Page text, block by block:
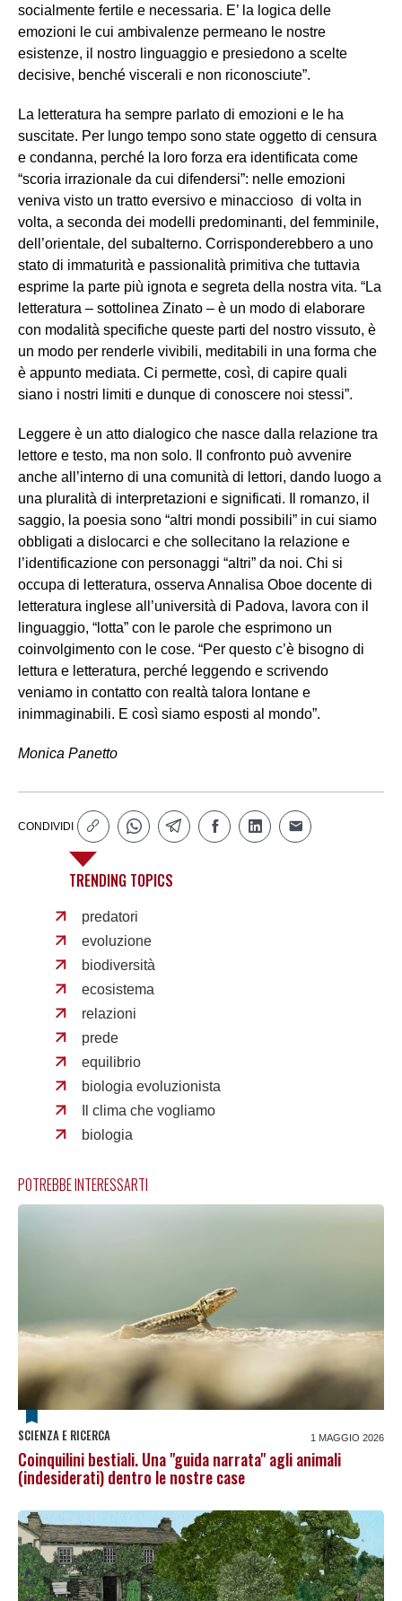
socialmente fertile e necessaria. E’ la logica delle
emozioni le cui ambivalenze permeano le nostre
esistenze, il nostro linguaggio e presiedono a scelte
decisive, benché viscerali e non riconosciute”.
La letteratura ha sempre parlato di emozioni e le ha
suscitate. Per lungo tempo sono state oggetto di censura
e condanna, perché la loro forza era identificata come
“scoria irrazionale da cui difendersi”: nelle emozioni
veniva visto un tratto eversivo e minaccioso di volta in
volta, a seconda dei modelli predominanti, del femminile,
dell’orientale, del subalterno. Corrisponderebbero a uno
stato di immaturità e passionalità primitiva che tuttavia
esprime la parte più ignota e segreta della nostra vita. “La
letteratura – sottolinea Zinato – è un modo di elaborare
con modalità specifiche queste parti del nostro vissuto, è
un modo per renderle vivibili, meditabili in una forma che
è appunto mediata. Ci permette, così, di capire quali
siano i nostri limiti e dunque di conoscere noi stessi”.
Leggere è un atto dialogico che nasce dalla relazione tra
lettore e testo, ma non solo. Il confronto può avvenire
anche all’interno di una comunità di lettori, dando luogo a
una pluralità di interpretazioni e significati. Il romanzo, il
saggio, la poesia sono “altri mondi possibili” in cui siamo
obbligati a dislocarci e che sollecitano la relazione e
l’identificazione con personaggi “altri” da noi. Chi si
occupa di letteratura, osserva Annalisa Oboe docente di
letteratura inglese all’università di Padova, lavora con il
linguaggio, “lotta” con le parole che esprimono un
coinvolgimento con le cose. “Per questo c’è bisogno di
lettura e letteratura, perché leggendo e scrivendo
veniamo in contatto con realtà talora lontane e
inimmaginabili. E così siamo esposti al mondo”.
Monica Panetto
CONDIVIDI
TRENDING TOPICS
predatori
evoluzione
biodiversità
ecosistema
relazioni
prede
equilibrio
biologia evoluzionista
Il clima che vogliamo
biologia
POTREBBE INTERESSARTI
SCIENZA E RICERCA 1 MAGGIO 2026
Coinquilini bestiali. Una "guida narrata" agli animali
(indesiderati) dentro le nostre case